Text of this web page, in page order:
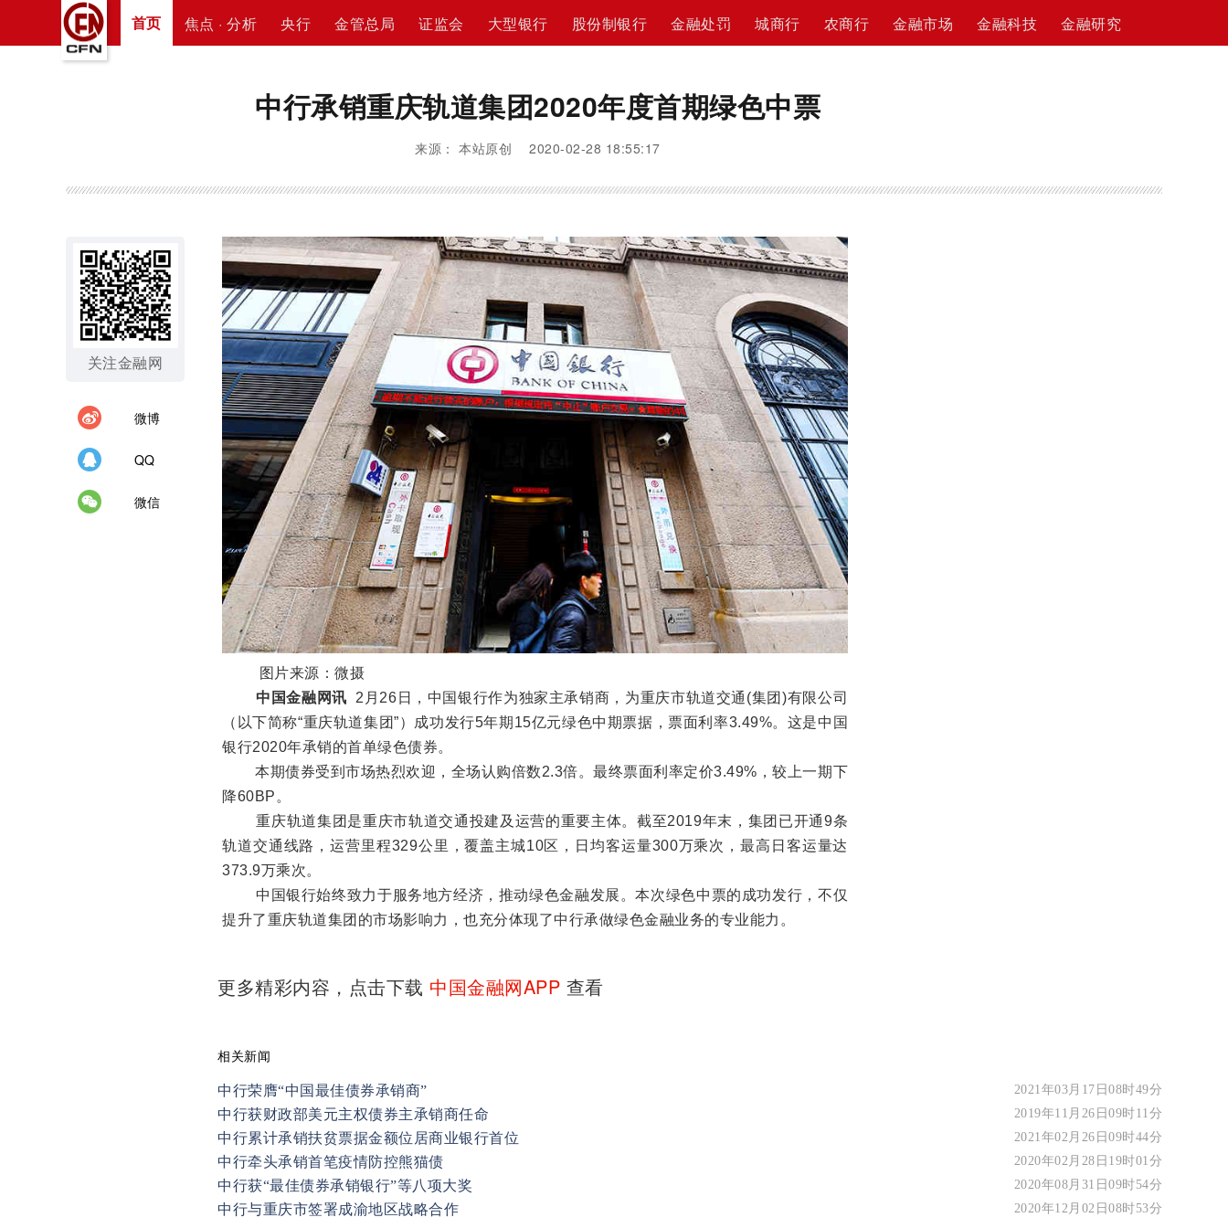
首页 焦点 · 分析 央行 金管总局 证监会 大型银行 股份制银行 金融处罚 城商行 农商行 金融市场 金融科技 金融研究
中行承销重庆轨道集团2020年度首期绿色中票
来源： 本站原创 2020-02-28 18:55:17
关注金融网
微博
QQ
微信
图片来源：微摄
中国金融网讯
2月26日，中国银行作为独家主承销商，为重庆市轨道交通(集团)有限公司
（以下简称“重庆轨道集团”）成功发行5年期15亿元绿色中期票据，票面利率3.49%。这是中国
银行2020年承销的首单绿色债券。
本期债券受到市场热烈欢迎，全场认购倍数2.3倍。最终票面利率定价3.49%，较上一期下
降60BP。
重庆轨道集团是重庆市轨道交通投建及运营的重要主体。截至2019年末，集团已开通9条
轨道交通线路，运营里程329公里，覆盖主城10区，日均客运量300万乘次，最高日客运量达
373.9万乘次。
中国银行始终致力于服务地方经济，推动绿色金融发展。本次绿色中票的成功发行，不仅
提升了重庆轨道集团的市场影响力，也充分体现了中行承做绿色金融业务的专业能力。
更多精彩内容，点击下载 中国金融网APP 查看
相关新闻
中行荣膺“中国最佳债券承销商” 2021年03月17日08时49分
中行获财政部美元主权债券主承销商任命 2019年11月26日09时11分
中行累计承销扶贫票据金额位居商业银行首位 2021年02月26日09时44分
中行牵头承销首笔疫情防控熊猫债 2020年02月28日19时01分
中行获“最佳债券承销银行”等八项大奖 2020年08月31日09时54分
中行与重庆市签署成渝地区战略合作 2020年12月02日08时53分